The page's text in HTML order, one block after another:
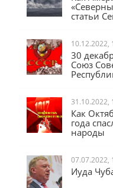
статьи
10.12.2022,
30
Союз
31.10.2022,
Как
года
народы
07.07.2022,
Иуда